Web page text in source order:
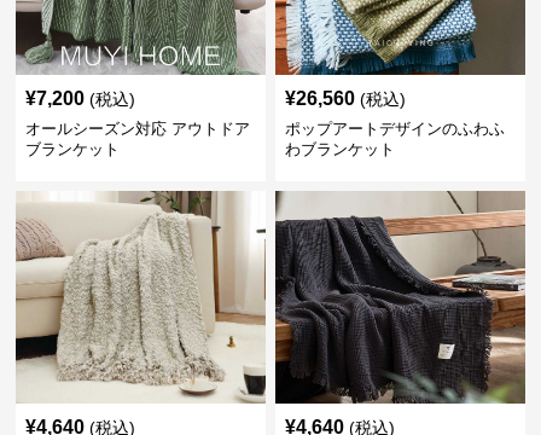
¥7,200 (税込)
オールシーズン対応 アウトドア
ブランケット
¥26,560 (税込)
ポップアートデザインのふわふ
わブランケット
¥4,640 (税込) ¥4,640 (税込)